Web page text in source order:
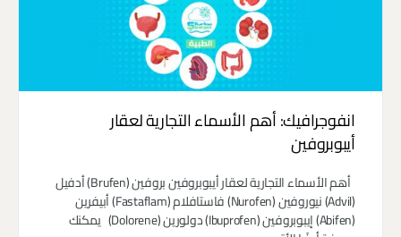
انفوجرافيك: أهم الأسماء التجارية لعقار
أيبوبروفين
أهم الأسماء التجارية لعقار أيبوبروفين بروفين (Brufen) أدفيل
(Advil) نيوروفين (Nurofen) فاستافلام (Fastaflam) أبيفرين
(Abifen) إيبوبروفين (Ibuprofen) دولورين (Dolorene) يمكنك